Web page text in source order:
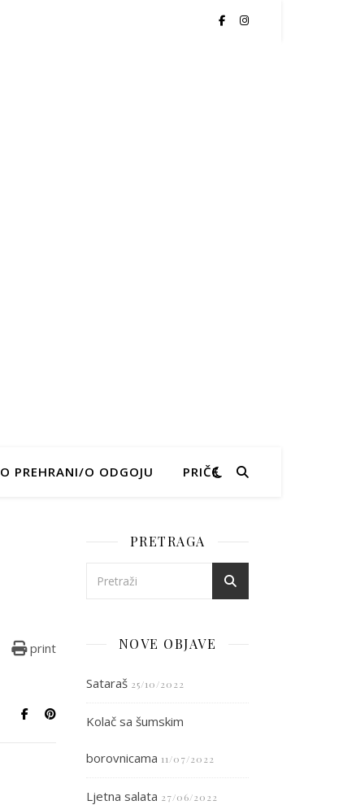
O PREHRANI/O ODGOJU PRIČE
print
PRETRAGA
NOVE OBJAVE
Sataraš 25/10/2022
Kolač sa šumskim
borovnicama 11/07/2022
Ljetna salata 27/06/2022